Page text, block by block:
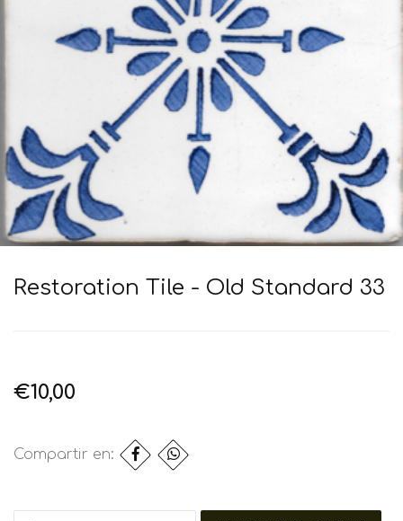
Restoration Tile - Old Standard 33
€10,00
Compartir en: